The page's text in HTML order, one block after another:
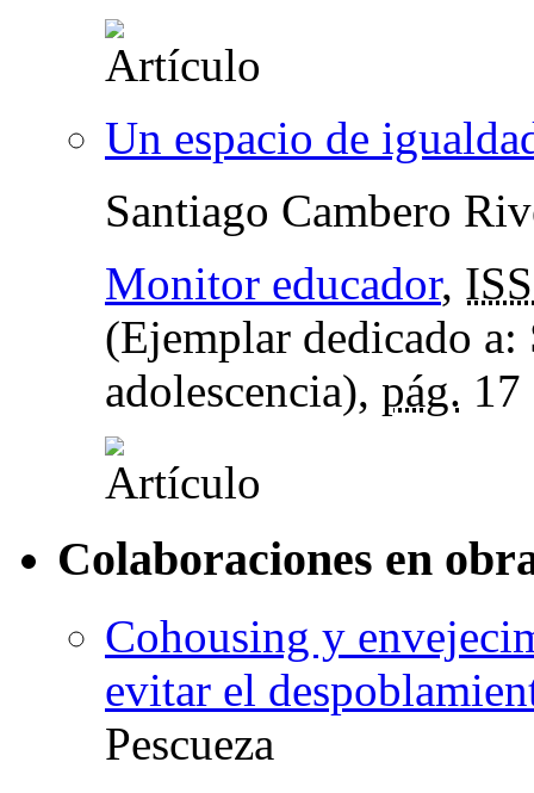
Un espacio de
Santiago Cambero
Monitor educador,
(Ejemplar dedicado
adolescencia), pág. 17
Colaboraciones en
Cohousing y
evitar el
Pescueza